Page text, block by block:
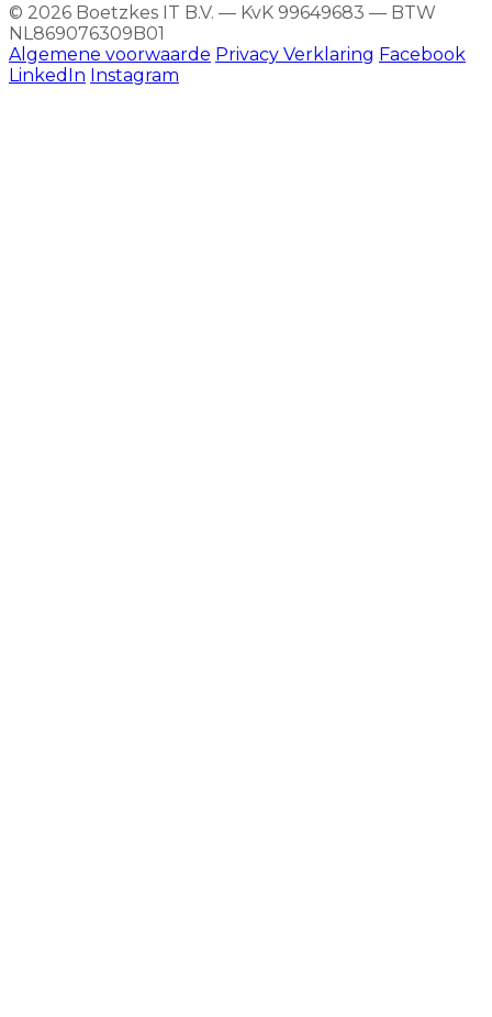
© 2026 Boetzkes IT B.V. — KvK 99649683 — BTW
NL869076309B01
Algemene voorwaarde Privacy Verklaring Facebook
LinkedIn Instagram